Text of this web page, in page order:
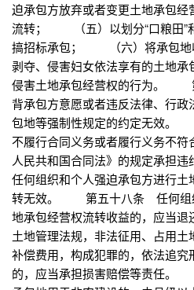
迫承包方放弃或者变更土地承包
流转； （五）以划分“口粮田”
搞招标承包； （六）将承包
剥夺、侵害妇女依法享有的土
侵害土地承包经营权的行为。
背承包方意愿或者违反法律、行
包地等强制性规定的约定无效
不履行合同义务或者履行义务不
人民共和国合同法》的规定承
任何组织和个人强迫承包方进行
转无效。 第五十八条 任何组
地承包经营权流转收益的，应
土地管理法规，非法征用、占用
补偿费用，构成犯罪的，依法追究
的，应当承担损害赔偿等责任